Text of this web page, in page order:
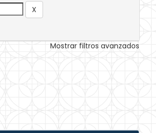
Mostrar filtros avanzados